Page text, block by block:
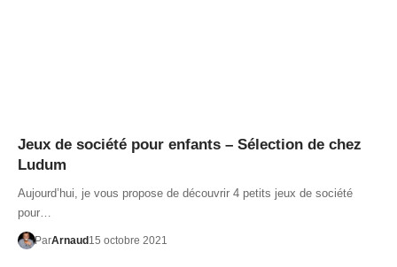
Jeux de société pour enfants – Sélection de chez
Ludum
Aujourd’hui, je vous propose de découvrir 4 petits jeux de société
pour…
ParArnaud15 octobre 2021